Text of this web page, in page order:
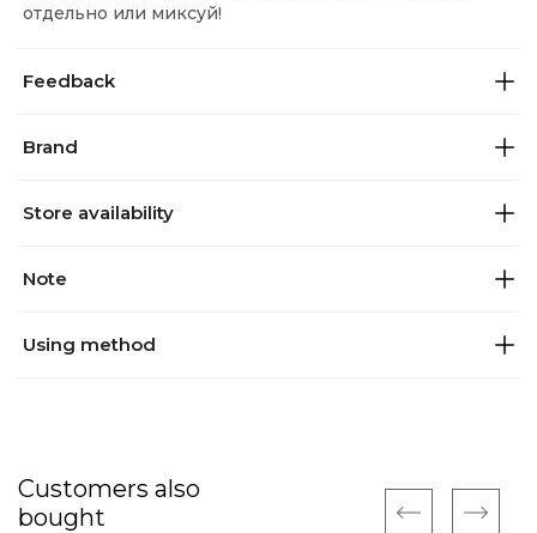
отдельно или миксуй!
Feedback
Brand
Store availability
Note
Using method
Customers also
bought